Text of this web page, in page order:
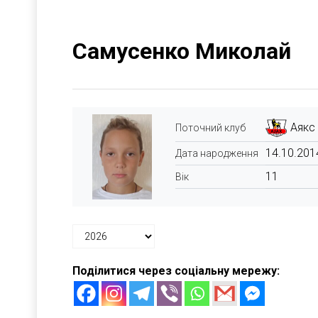
Самусенко Миколай
Поточний клуб Аякс
Дата народження
Вік 11
Поділитися через соціальну мережу: